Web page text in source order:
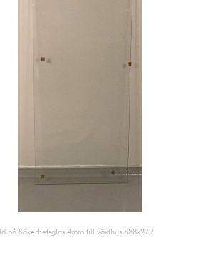
på Säkerhetsglas 4mm till växthus 888x279